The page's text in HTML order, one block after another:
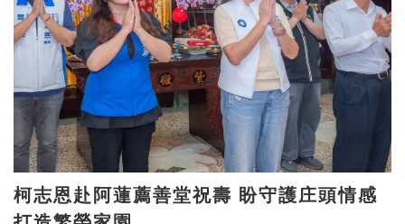
柯志恩赴阿蓮薦善堂祝壽 盼守護庄頭情感